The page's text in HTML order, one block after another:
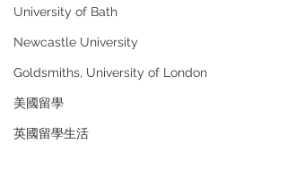
University of Bath
Newcastle University
Goldsmiths, University of London
美國留學
英國留學生活